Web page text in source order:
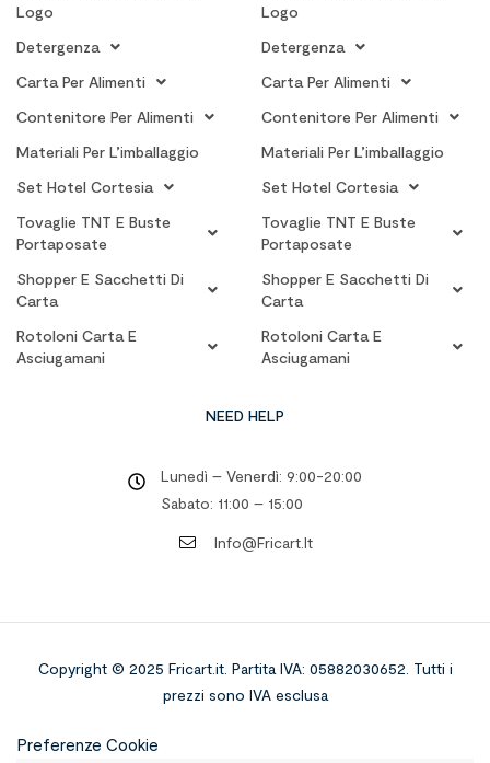
Logo
Detergenza
Carta Per Alimenti
Contenitore Per Alimenti
Materiali Per L’imballaggio
Set Hotel Cortesia
Tovaglie TNT E Buste
Portaposate
Shopper E Sacchetti Di
Carta
Rotoloni Carta E
Asciugamani
Logo
Detergenza
Carta Per Alimenti
Contenitore Per Alimenti
Materiali Per L’imballaggio
Set Hotel Cortesia
Tovaglie TNT E Buste
Portaposate
Shopper E Sacchetti Di
Carta
Rotoloni Carta E
Asciugamani
NEED HELP
Lunedì – Venerdì: 9:00-20:00
Sabato: 11:00 – 15:00
Info@fricart.it
Copyright © 2025 Fricart.it. Partita IVA: 05882030652. Tutti i
prezzi sono IVA esclusa
Preferenze Cookie